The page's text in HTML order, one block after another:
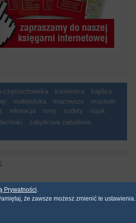
częstochowska kamienica
kaplica
małopolska mazowsze
muzeum
rekreacja ruiny sudety śląsk
zabytkowa zabudowa
fotograficzny i inny. Nie mo�e by�
serwisu.
Prywatności.
że zawsze możesz zmienić te ustawienia.